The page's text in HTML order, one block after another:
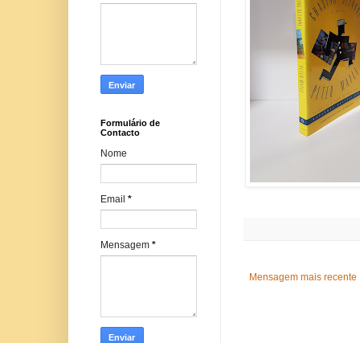
Mensagem mais recente
Formulário de
Contacto
Nome
Email *
Mensagem *